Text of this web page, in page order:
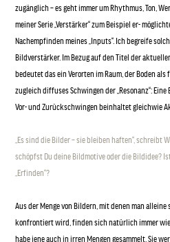
zugänglich – es geht immer um Rhythmus, Ton,
meiner Serie „Verstärker“ zum Beispiel er-
Nachempfinden meines „Inputs“. Ich begreife
Bildverstärker. Im Bezug auf den Titel der
bedeutet das ein Verorten im Raum, der Boden als
zugleich diffuses Schwingen der „Resonanz“:
Vor- und Zurückschwingen beinhaltet gleichwie
„Es sind die Bilder – sie bleiben haften“, schreibt
schöpfst Du deine Bildmotive oder die Bildidee?
„Erfinden“?
Aus der Menge von Bildern, mit denen man alleine
konfrontiert wird, finden sich natürlich immer
habe jene auch in irren Mengen gesammelt. Sie